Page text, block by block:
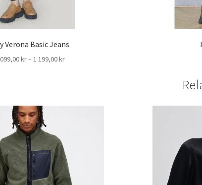
Verona Basic Jeans
kr– 1 199,00krPrisintervall: